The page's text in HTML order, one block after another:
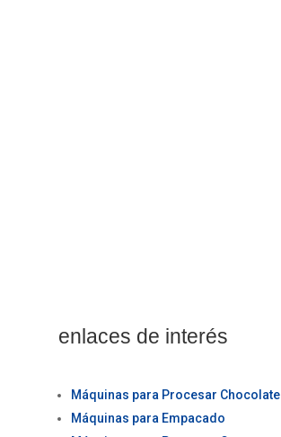
enlaces de interés
Máquinas para Procesar Chocolate
Máquinas para Empacado